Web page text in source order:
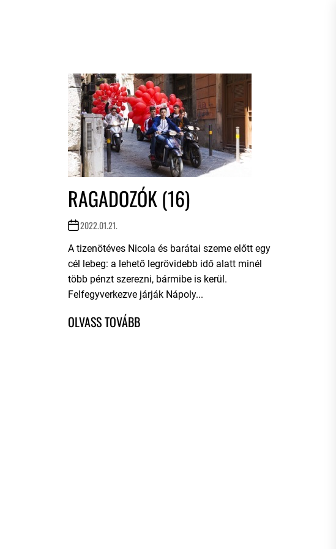
RAGADOZÓK (16)
2022.01.21.
A tizenötéves Nicola és barátai szeme előtt egy
cél lebeg: a lehető legrövidebb idő alatt minél
több pénzt szerezni, bármibe is kerül.
Felfegyverkezve járják Nápoly...